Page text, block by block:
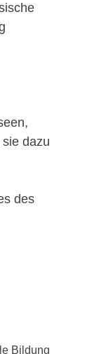
dazu
des
Bildung